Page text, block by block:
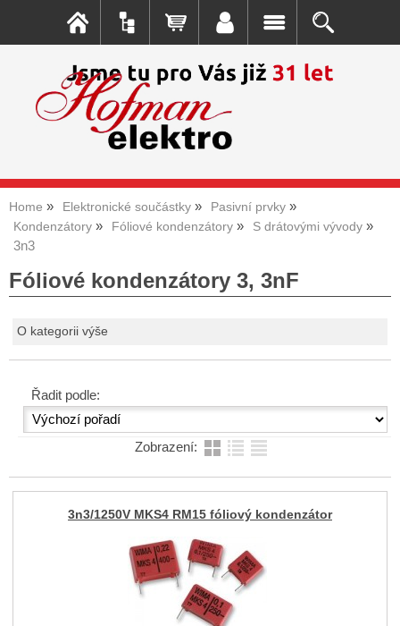
Home Elektronické součástky
Pasivní prvky
Kondenzátory
Fóliové kondenzátory S drátovými vývody
3n3
Fóliové kondenzátory 3, 3nF
O kategorii výše
Řadit podle:
Zobrazení:
3n3/1250V MKS4 RM15 fóliový kondenzátor